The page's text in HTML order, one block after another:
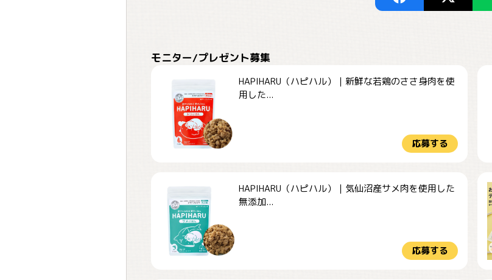
モニター/プレゼント募集
HAPIHARU（ハピハル）｜新鮮な若鶏のささ身肉を使
用した...
応募する
HAPIHARU（ハピハル）｜気仙沼産サメ肉を使用した
無添加...
応募する